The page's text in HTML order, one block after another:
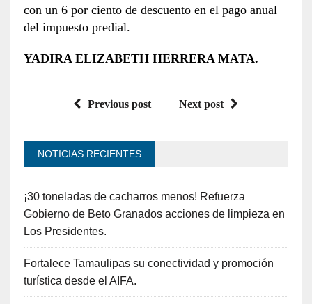
con un 6 por ciento de descuento en el pago anual
del impuesto predial.
YADIRA ELIZABETH HERRERA MATA.
Previous post Next post
NOTICIAS RECIENTES
¡30 toneladas de cacharros menos! Refuerza
Gobierno de Beto Granados acciones de limpieza en
Los Presidentes.
Fortalece Tamaulipas su conectividad y promoción
turística desde el AIFA.